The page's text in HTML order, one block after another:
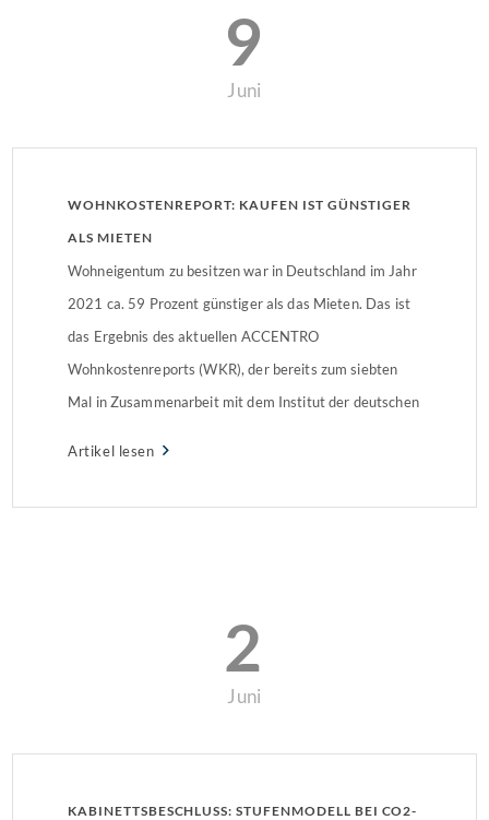
9
Juni
WOHNKOSTENREPORT: KAUFEN IST GÜNSTIGER
ALS MIETEN
Wohneigentum zu besitzen war in Deutschland im Jahr
2021 ca. 59 Prozent günstiger als das Mieten. Das ist
das Ergebnis des aktuellen ACCENTRO
Wohnkostenreports (WKR), der bereits zum siebten
Mal in Zusammenarbeit mit dem Institut der deutschen
Artikel lesen
2
Juni
KABINETTSBESCHLUSS: STUFENMODELL BEI CO2-